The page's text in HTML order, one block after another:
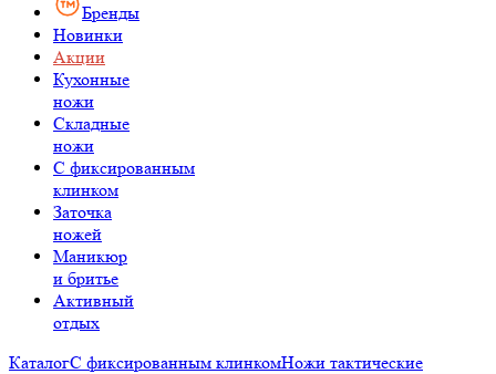
Бренды
Новинки
Акции
Кухонные
ножи
Складные
ножи
C фиксированным
клинком
Заточка
ножей
Маникюр
и бритье
Активный
отдых
КаталогС фиксированным клинкомНожи тактические